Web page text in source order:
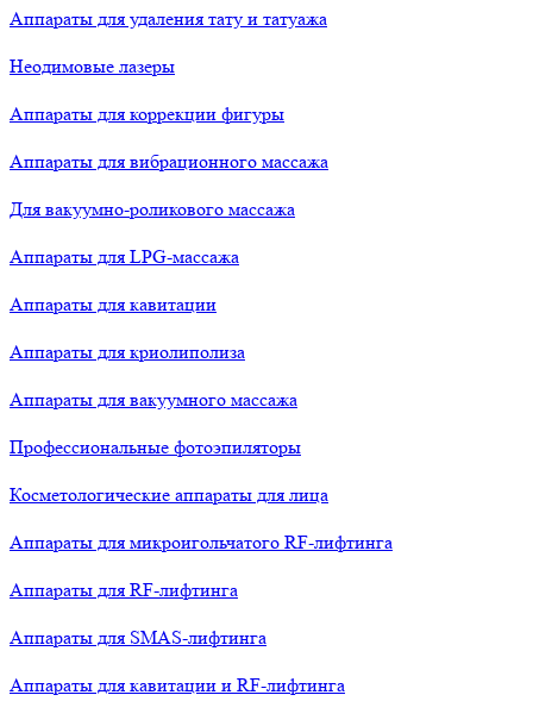
Аппараты для удаления тату и татуажа
Неодимовые лазеры
Аппараты для коррекции фигуры
Аппараты для вибрационного массажа
Для вакуумно-роликового массажа
Аппараты для LPG-массажа
Аппараты для кавитации
Аппараты для криолиполиза
Аппараты для вакуумного массажа
Профессиональные фотоэпиляторы
Косметологические аппараты для лица
Аппараты для микроигольчатого RF-лифтинга
Аппараты для RF-лифтинга
Аппараты для SMAS-лифтинга
Аппараты для кавитации и RF-лифтинга